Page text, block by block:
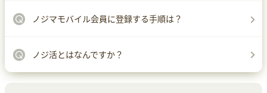
ノジマモバイル会員に登録する手順は？
ノジ活とはなんですか？